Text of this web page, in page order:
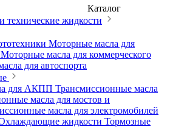
Каталог
технические жидкости
Моторные масла для
Моторные масла для коммерческого
для автоспорта
для АКПП Трансмиссионные масла
масла для мостов и
масла для электромобилей
жидкости Тормозные